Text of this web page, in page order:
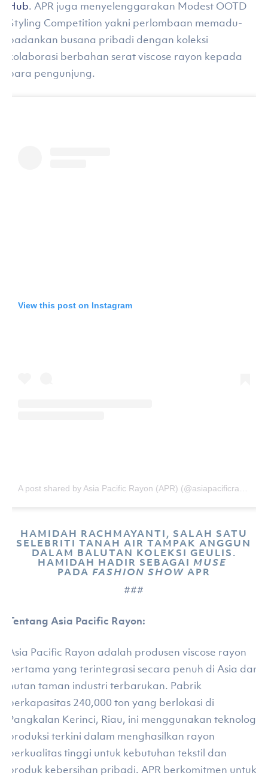
Hub. APR juga menyelenggarakan Modest OOTD
Styling Competition yakni perlombaan memadu-
padankan busana pribadi dengan koleksi
kolaborasi berbahan serat viscose rayon kepada
para pengunjung.
View this post on Instagram
HAMIDAH RACHMAYANTI, SALAH SATU
SELEBRITI TANAH AIR TAMPAK ANGGUN
DALAM BALUTAN KOLEKSI GEULIS.
HAMIDAH HADIR SEBAGAIMUSE
PADA FASHION SHOW APR
###
Tentang Asia Pacific Rayon:
Asia Pacific Rayon adalah produsen viscose rayon
pertama yang terintegrasi secara penuh di Asia dari
hutan taman industri terbarukan. Pabrik
berkapasitas 240,000 ton yang berlokasi di
Pangkalan Kerinci, Riau, ini menggunakan teknologi
produksi terkini dalam menghasilkan rayon
berkualitas tinggi untuk kebutuhan tekstil dan
produk kebersihan pribadi. APR berkomitmen untuk